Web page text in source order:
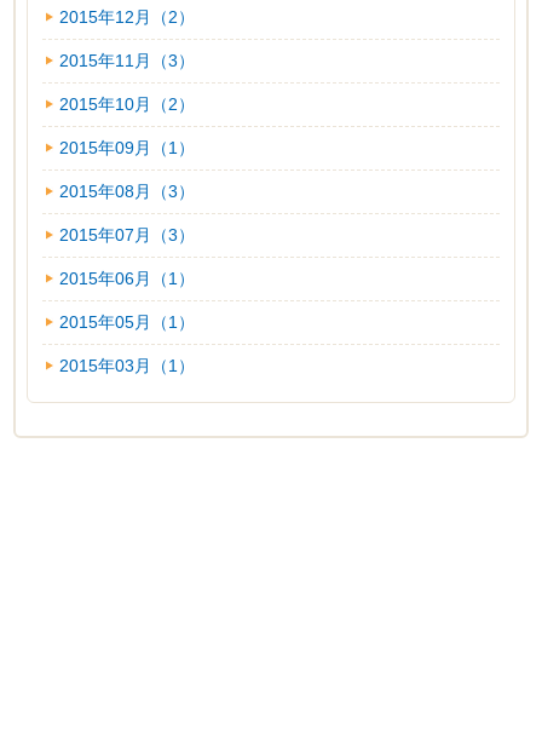
2015年12月（2）
2015年11月（3）
2015年10月（2）
2015年09月（1）
2015年08月（3）
2015年07月（3）
2015年06月（1）
2015年05月（1）
2015年03月（1）